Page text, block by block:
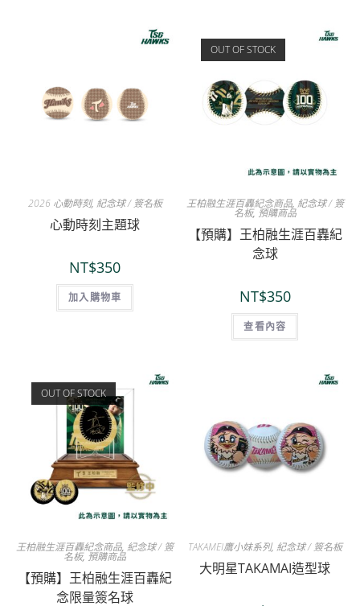
2026 心動時刻, 紀念球 / 簽名板
心動時刻主題球
NT$350
加入購物車
OUT OF STOCK
王柏融生涯百轟紀念商品, 紀念球 / 簽
名板, 預購商品
【預購】王柏融生涯百轟紀
念球
NT$350
查看內容
OUT OF STOCK
王柏融生涯百轟紀念商品, 紀念球 / 簽
名板, 預購商品
【預購】王柏融生涯百轟紀
念限量簽名球
TAKAMEI鷹小妹系列, 紀念球 / 簽名板
大明星TAKAMAI造型球